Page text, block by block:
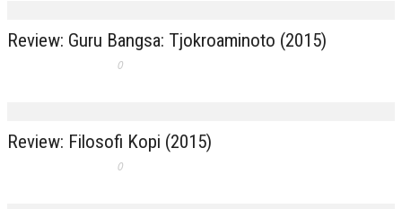
Review: Guru Bangsa: Tjokroaminoto (2015)
0
Review: Filosofi Kopi (2015)
0